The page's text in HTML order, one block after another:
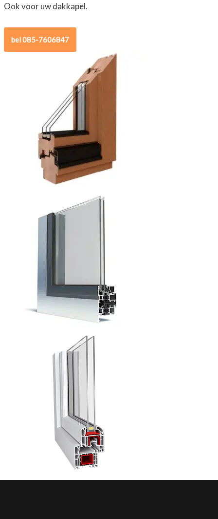
Ook voor uw dakkapel.
bel 085-7606847